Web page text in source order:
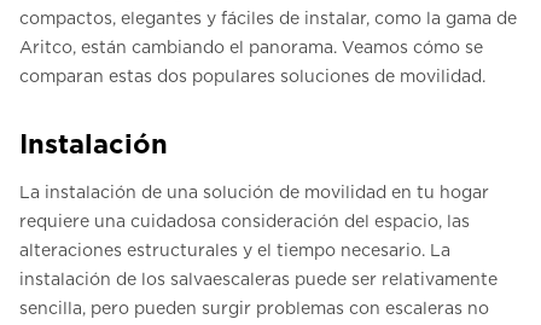
compactos, elegantes y fáciles de instalar, como la gama de
Aritco, están cambiando el panorama. Veamos cómo se
comparan estas dos populares soluciones de movilidad.
Instalación
La instalación de una solución de movilidad en tu hogar
requiere una cuidadosa consideración del espacio, las
alteraciones estructurales y el tiempo necesario. La
instalación de los salvaescaleras puede ser relativamente
sencilla, pero pueden surgir problemas con escaleras no